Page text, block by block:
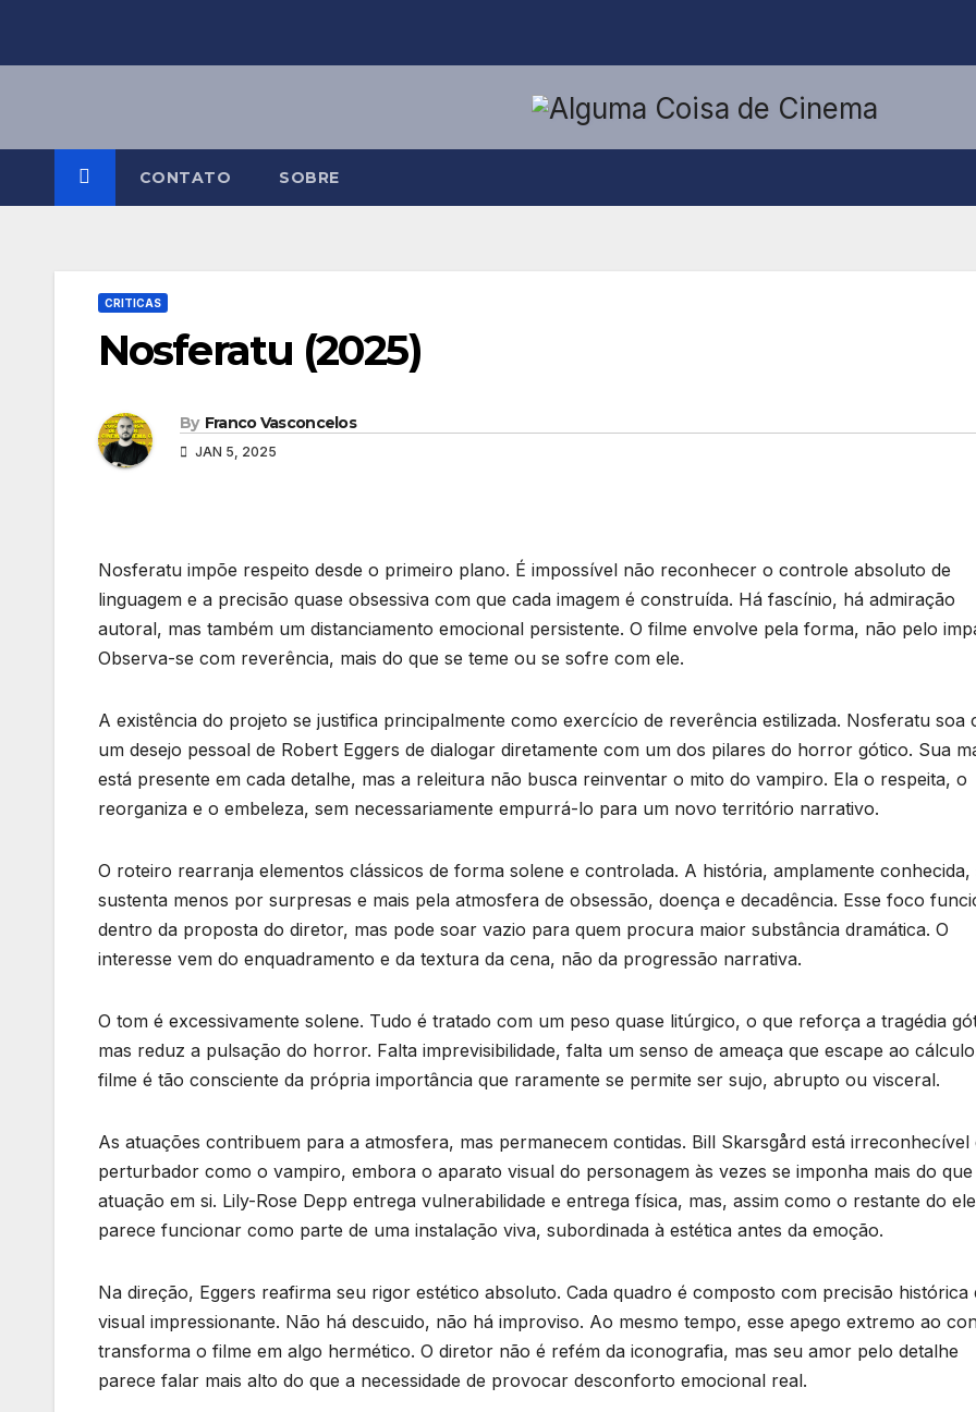
CONTATO SOBRE
CRITICAS
Nosferatu (2025)
By Franco Vasconcelos
JAN 5, 2025
Nosferatu impõe respeito desde o primeiro plano. É impossível não reconhecer o controle absoluto de
linguagem e a precisão quase obsessiva com que cada imagem é construída. Há fascínio, há admiração
autoral, mas também um distanciamento emocional persistente. O filme envolve pela forma, não pelo
Observa-se com reverência, mais do que se teme ou se sofre com ele.
A existência do projeto se justifica principalmente como exercício de reverência estilizada. Nosferatu soa
um desejo pessoal de Robert Eggers de dialogar diretamente com um dos pilares do horror gótico. Sua
está presente em cada detalhe, mas a releitura não busca reinventar o mito do vampiro. Ela o respeita, o
reorganiza e o embeleza, sem necessariamente empurrá-lo para um novo território narrativo.
O roteiro rearranja elementos clássicos de forma solene e controlada. A história, amplamente conhecida,
sustenta menos por surpresas e mais pela atmosfera de obsessão, doença e decadência. Esse foco
dentro da proposta do diretor, mas pode soar vazio para quem procura maior substância dramática. O
interesse vem do enquadramento e da textura da cena, não da progressão narrativa.
O tom é excessivamente solene. Tudo é tratado com um peso quase litúrgico, o que reforça a tragédia
mas reduz a pulsação do horror. Falta imprevisibilidade, falta um senso de ameaça que escape ao
filme é tão consciente da própria importância que raramente se permite ser sujo, abrupto ou visceral.
As atuações contribuem para a atmosfera, mas permanecem contidas. Bill Skarsgård está irreconhecível
perturbador como o vampiro, embora o aparato visual do personagem às vezes se imponha mais do que
atuação em si. Lily-Rose Depp entrega vulnerabilidade e entrega física, mas, assim como o restante do
parece funcionar como parte de uma instalação viva, subordinada à estética antes da emoção.
Na direção, Eggers reafirma seu rigor estético absoluto. Cada quadro é composto com precisão histórica
visual impressionante. Não há descuido, não há improviso. Ao mesmo tempo, esse apego extremo ao
transforma o filme em algo hermético. O diretor não é refém da iconografia, mas seu amor pelo detalhe
parece falar mais alto do que a necessidade de provocar desconforto emocional real.